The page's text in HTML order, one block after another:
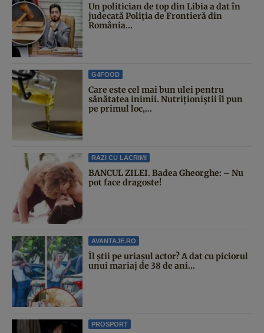
Un politician de top din Libia a dat în
judecată Poliția de Frontieră din
România...
G4FOOD
Care este cel mai bun ulei pentru
sănătatea inimii. Nutriționiștii îl pun
pe primul loc,...
RAZI CU LACRIMI
BANCUL ZILEI. Badea Gheorghe: – Nu
pot face dragoste!
AVANTAJE.RO
Îl știi pe uriașul actor? A dat cu piciorul
unui mariaj de 38 de ani...
PROSPORT